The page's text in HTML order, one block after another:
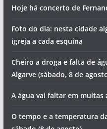
Hoje há concerto de
Foto do dia: nesta cidade
igreja a cada esquina
Cheiro a droga e falta de
Algarve (sábado, 8 de
A água vai faltar em muitas
O tempo e a temperatura